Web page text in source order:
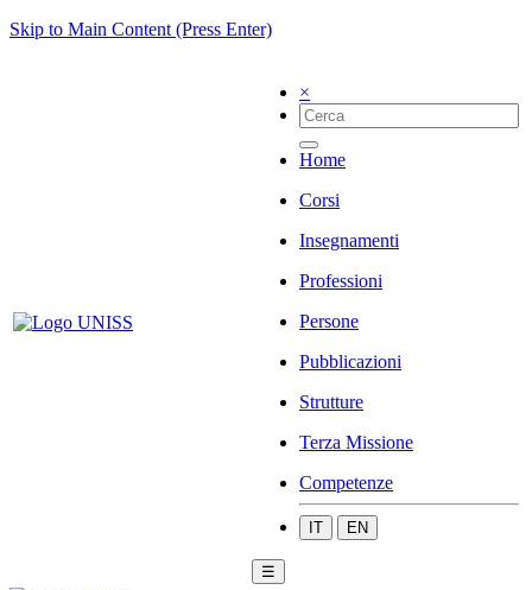
Skip to Main Content (Press Enter)
×
Home
Corsi
Insegnamenti
Professioni
Persone
Pubblicazioni
Strutture
Terza Missione
Competenze
IT EN
☰